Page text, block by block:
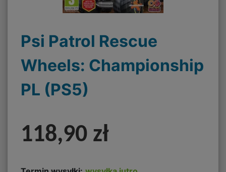
Psi Patrol Rescue
Wheels: Championship
PL (PS5)
118,90 zł